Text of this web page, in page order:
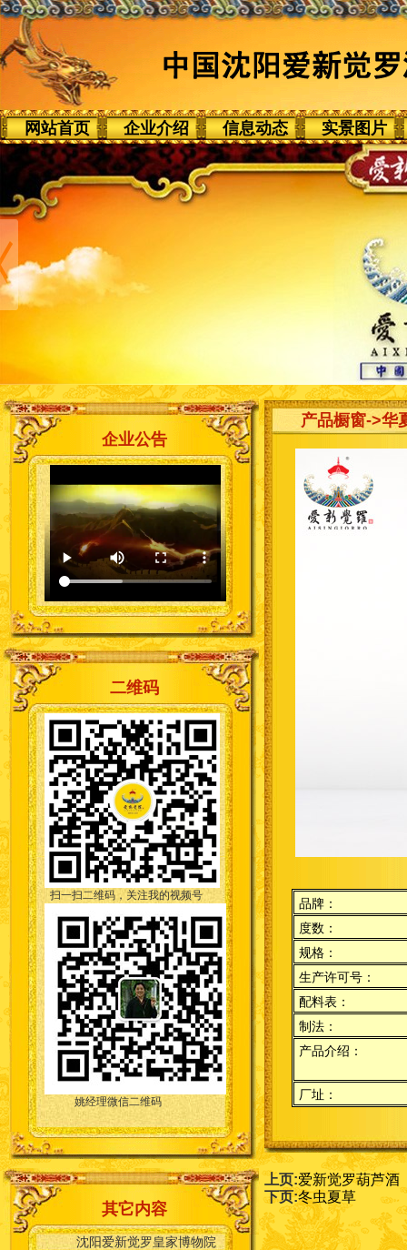
网站首页 企业介绍 信息动态 实景图片
企业公告
二维码
扫一扫二维码，关注我的视频号
姚经理微信二维码
其它内容
沈阳爱新觉罗皇家博物院
产品橱窗->华
品牌：
度数：
规格：
生产许可号：
配料表：
制法：
产品介绍：
厂址：
上页:爱新觉罗葫芦酒
下页:冬虫夏草